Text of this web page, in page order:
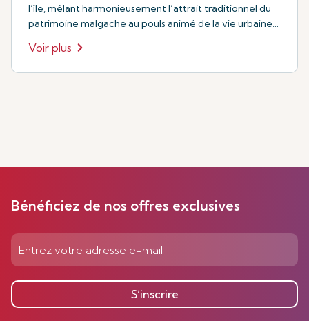
l’île, mêlant harmonieusement l’attrait traditionnel du
patrimoine malgache au pouls animé de la vie urbaine
Voir plus
Bénéficiez de nos offres exclusives
S’inscrire